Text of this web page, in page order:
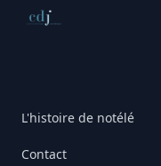
Conseil de
L'histoire de notélé
Contact